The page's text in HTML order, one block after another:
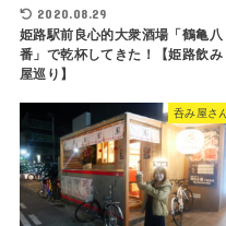
2020.08.29
姫路駅前良心的大衆酒場「鶴亀八
番」で乾杯してきた！【姫路飲み
屋巡り】
呑み屋さん